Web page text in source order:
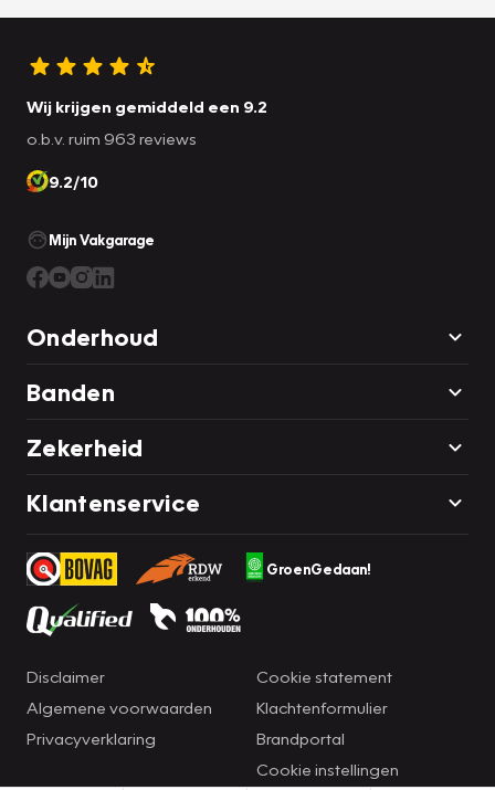
Wij krijgen gemiddeld een 9.2
o.b.v. ruim 963 reviews
9.2/10
Mijn Vakgarage
Onderhoud
Banden
Zekerheid
Klantenservice
GroenGedaan!
Disclaimer
Algemene voorwaarden
Privacyverklaring
Cookie statement
Klachtenformulier
Brandportal
Cookie instellingen